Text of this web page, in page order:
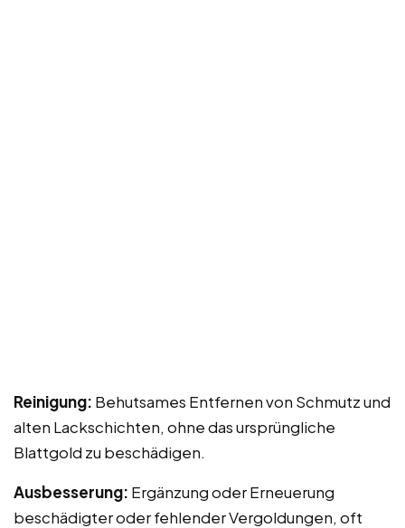
Reinigung: Behutsames Entfernen von Schmutz und
alten Lackschichten, ohne das ursprüngliche
Blattgold zu beschädigen.
Ausbesserung: Ergänzung oder Erneuerung
beschädigter oder fehlender Vergoldungen, oft